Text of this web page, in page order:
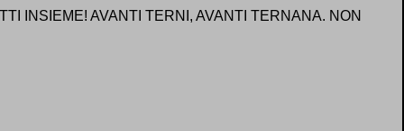
INSIEME! AVANTI TERNI, AVANTI TERNANA. NON